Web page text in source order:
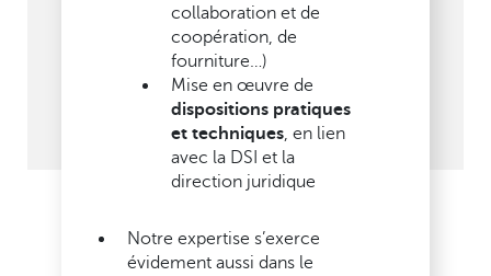
collaboration et de
coopération, de
fourniture…)
Mise en œuvre de
dispositions pratiques
et techniques, en lien
avec la DSI et la
direction juridique
Notre expertise s’exerce
évidement aussi dans le